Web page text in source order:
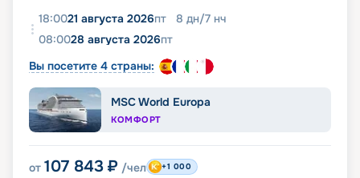
18:0021 августа 2026пт 8 дн/7 нч
08:0028 августа 2026пт
Вы посетите 4 страны:
MSC World Europa
КОМФОРТ
от 107 843 ₽ /чел +1 000